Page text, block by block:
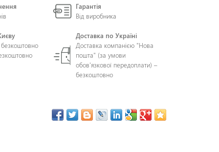
Гарантія
Від виробника
Доставка по Україні
Доставка компанією "Нова
пошта" (за умови
обов'язкової передоплати) –
безкоштовно